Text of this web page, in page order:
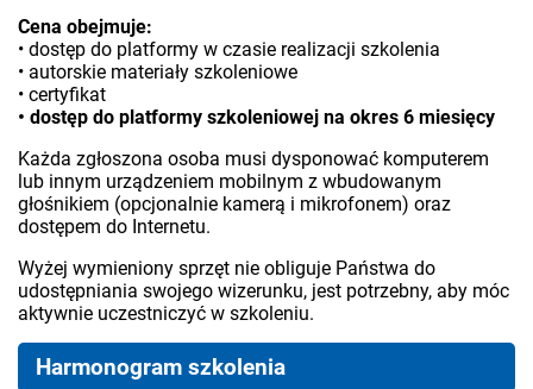
Cena obejmuje:
• dostęp do platformy w czasie realizacji szkolenia
• autorskie materiały szkoleniowe
• certyfikat
• dostęp do platformy szkoleniowej na okres 6 miesięcy
Każda zgłoszona osoba musi dysponować komputerem
lub innym urządzeniem mobilnym z wbudowanym
głośnikiem (opcjonalnie kamerą i mikrofonem) oraz
dostępem do Internetu.
Wyżej wymieniony sprzęt nie obliguje Państwa do
udostępniania swojego wizerunku, jest potrzebny, aby móc
aktywnie uczestniczyć w szkoleniu.
Harmonogram szkolenia